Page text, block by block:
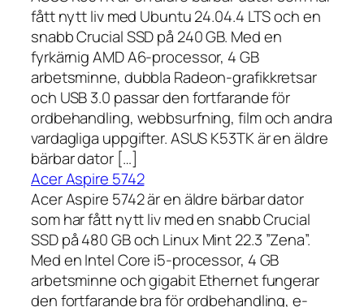
fått nytt liv med Ubuntu 24.04.4 LTS och en
snabb Crucial SSD på 240 GB. Med en
fyrkärnig AMD A6-processor, 4 GB
arbetsminne, dubbla Radeon-grafikkretsar
och USB 3.0 passar den fortfarande för
ordbehandling, webbsurfning, film och andra
vardagliga uppgifter. ASUS K53TK är en äldre
bärbar dator […]
Acer Aspire 5742
Acer Aspire 5742 är en äldre bärbar dator
som har fått nytt liv med en snabb Crucial
SSD på 480 GB och Linux Mint 22.3 ”Zena”.
Med en Intel Core i5-processor, 4 GB
arbetsminne och gigabit Ethernet fungerar
den fortfarande bra för ordbehandling, e-